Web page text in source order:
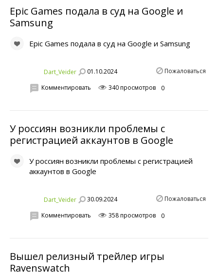
Epic Games подала в суд на Google и
Samsung
Epic Games подала в суд на Google и Samsung
Dart_Veider 01.10.2024 Пожаловаться
Комментировать 340 просмотров 0
У россиян возникли проблемы с
регистрацией аккаунтов в Google
У россиян возникли проблемы с регистрацией
аккаунтов в Google
Dart_Veider 30.09.2024 Пожаловаться
Комментировать 358 просмотров 0
Вышел релизный трейлер игры
Ravenswatch